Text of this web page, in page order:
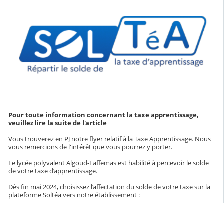
Pour toute information concernant la taxe apprentissage,
veuillez lire la suite de l'article
Vous trouverez en PJ notre flyer relatif à la Taxe Apprentissage. Nous
vous remercions de l'intérêt que vous pourrez y porter.
Le lycée polyvalent Algoud-Laffemas est habilité à percevoir le solde
de votre taxe d’apprentissage.
Dès fin mai 2024, choisissez l’affectation du solde de votre taxe sur la
plateforme Soltéa vers notre établissement :